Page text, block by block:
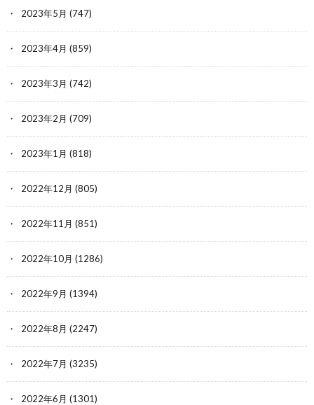
2023年5月 (747)
2023年4月 (859)
2023年3月 (742)
2023年2月 (709)
2023年1月 (818)
2022年12月 (805)
2022年11月 (851)
2022年10月 (1286)
2022年9月 (1394)
2022年8月 (2247)
2022年7月 (3235)
2022年6月 (1301)